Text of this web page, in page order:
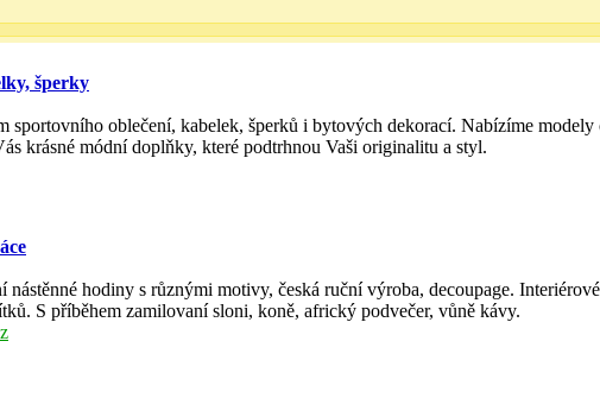
šperky
sportovního oblečení, kabelek, šperků i bytových dekorací. Nabízíme
krásné módní doplňky, které podtrhnou Vaši originalitu a styl.
hodiny s různými motivy, česká ruční výroba, decoupage.
S příběhem zamilovaní sloni, koně, africký podvečer, vůně kávy.